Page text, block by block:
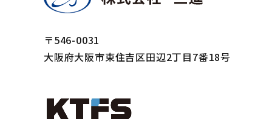
〒546-0031
大阪府大阪市東住吉区田辺2丁目7番18号